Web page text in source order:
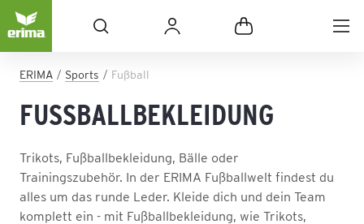
ERIMA Sports Fußball
FUSSBALLBEKLEIDUNG
Trikots, Fußballbekleidung, Bälle oder
Trainingszubehör. In der ERIMA Fußballwelt findest du
alles um das runde Leder. Kleide dich und dein Team
komplett ein - mit Fußballbekleidung, wie Trikots,